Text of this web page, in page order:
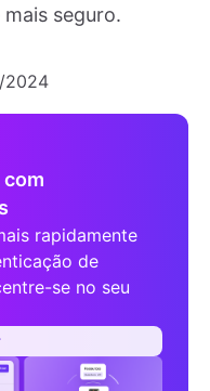
mais seguro.
2024
com
rapidamente
de
se no seu